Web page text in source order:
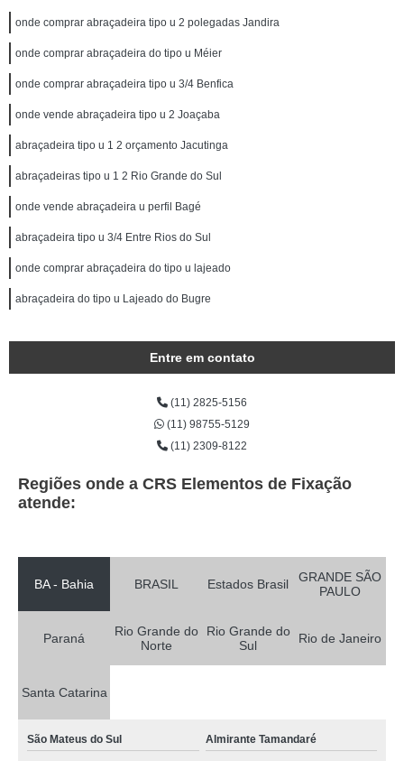
onde comprar abraçadeira tipo u 2 polegadas Jandira
onde comprar abraçadeira do tipo u Méier
onde comprar abraçadeira tipo u 3/4 Benfica
onde vende abraçadeira tipo u 2 Joaçaba
abraçadeira tipo u 1 2 orçamento Jacutinga
abraçadeiras tipo u 1 2 Rio Grande do Sul
onde vende abraçadeira u perfil Bagé
abraçadeira tipo u 3/4 Entre Rios do Sul
onde comprar abraçadeira do tipo u lajeado
abraçadeira do tipo u Lajeado do Bugre
Entre em contato
(11) 2825-5156
(11) 98755-5129
(11) 2309-8122
Regiões onde a CRS Elementos de Fixação
atende:
BA - Bahia BRASIL Estados Brasil
GRANDE SÃO
PAULO
Paraná
Rio Grande do
Norte
Rio Grande do
Sul
Rio de Janeiro
Santa Catarina
São Mateus do Sul Almirante Tamandaré